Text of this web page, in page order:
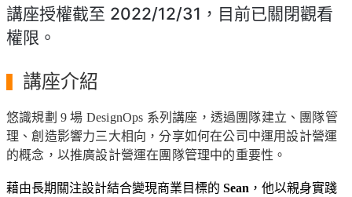
講座授權截至 2022/12/31，目前已關閉觀看
權限。
講座介紹
悠識規劃 9 場 DesignOps 系列講座，透過團隊建立、團隊管
理、創造影響力三大相向，分享如何在公司中運用設計營運
的概念，以推廣設計營運在團隊管理中的重要性。
藉由長期關注設計結合變現商業目標的 Sean ，他以親身實踐